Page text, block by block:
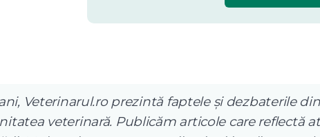
ani, Veterinarul.ro prezintă faptele și dezbaterile
veterinară. Publicăm articole care reflectă